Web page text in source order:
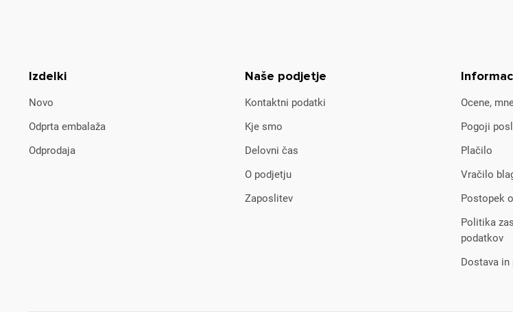
Izdelki
Novo
Odprta embalaža
Odprodaja
Naše podjetje
Kontaktni podatki
Kje smo
Delovni čas
O podjetju
Zaposlitev
Ocene,
Pogoji
Plačilo
Vračilo
Postopek
Politika
podatkov
Dostava in